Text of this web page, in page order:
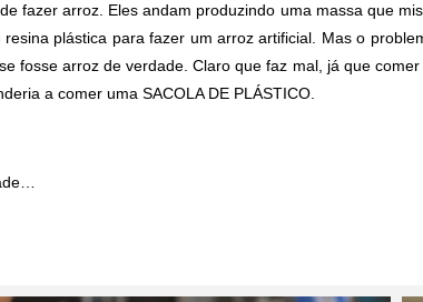
fazer arroz. Eles andam produzindo uma massa que
plástica para fazer um arroz artificial. Mas o
fosse arroz de verdade. Claro que faz mal, já que comer
a comer uma SACOLA DE PLÁSTICO.